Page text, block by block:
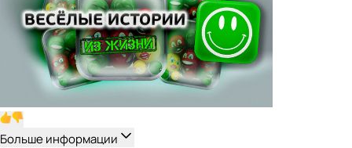
Больше информации